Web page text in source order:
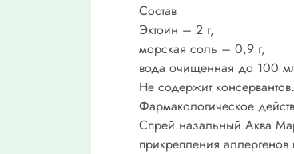
Состав
Эктоин – 2 г,
морская соль – 0,9 г,
вода очищенная до 100
Не содержит консервантов.
Фармакологическое
Спрей назальный Аква
прикрепления